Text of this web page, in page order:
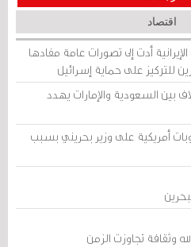
اقتصاد
أدت إلى تصورات عامة مفادها
للتركيز على حماية إسرائيل
بين السعودية والإمارات يهدد
أمريكية على وزير بحريني بسبب
وثقافة تجاوزت الزمن